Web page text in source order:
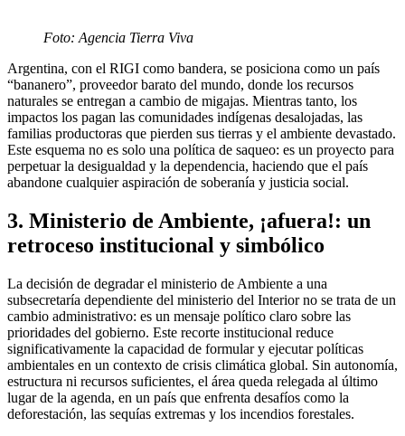
Foto: Agencia Tierra Viva
Argentina, con el RIGI como bandera, se posiciona como un país
“bananero”, proveedor barato del mundo, donde los recursos
naturales se entregan a cambio de migajas. Mientras tanto, los
impactos los pagan las comunidades indígenas desalojadas, las
familias productoras que pierden sus tierras y el ambiente devastado.
Este esquema no es solo una política de saqueo: es un proyecto para
perpetuar la desigualdad y la dependencia, haciendo que el país
abandone cualquier aspiración de soberanía y justicia social.
3. Ministerio de Ambiente, ¡afuera!: un
retroceso institucional y simbólico
La decisión de degradar el ministerio de Ambiente a una
subsecretaría dependiente del ministerio del Interior no se trata de un
cambio administrativo: es un mensaje político claro sobre las
prioridades del gobierno. Este recorte institucional reduce
significativamente la capacidad de formular y ejecutar políticas
ambientales en un contexto de crisis climática global. Sin autonomía,
estructura ni recursos suficientes, el área queda relegada al último
lugar de la agenda, en un país que enfrenta desafíos como la
deforestación, las sequías extremas y los incendios forestales.